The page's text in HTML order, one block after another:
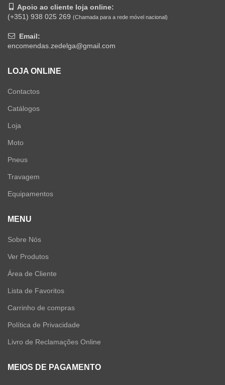
Apoio ao cliente loja online:
(+351) 938 025 269 (Chamada para a rede móvel nacional)
Email:
encomendas.zedelga@gmail.com
LOJA ONLINE
Contactos
Catálogos
Loja
Moto
Pneus
Travagem
Equipamentos
MENU
Sobre Nós
Ver Produtos
Área de Cliente
Lista de Favoritos
Carrinho de compras
Política de Privacidade
Livro de Reclamações Online
MEIOS DE PAGAMENTO